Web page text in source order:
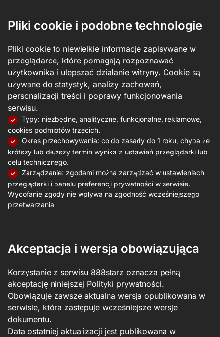
Pliki cookie i podobne technologie
Pliki cookie to niewielkie informacje zapisywane w
przeglądarce, które pomagają rozpoznawać
użytkownika i ulepszać działanie witryny. Cookie są
używane do statystyk, analizy zachowań,
personalizacji treści i poprawy funkcjonowania
serwisu.
Typy: niezbędne, analityczne, funkcjonalne, reklamowe,
cookies podmiotów trzecich.
Okres przechowywania: co do zasady do 1 roku, chyba że
krótszy lub dłuższy termin wynika z ustawień przeglądarki lub
celu technicznego.
Zarządzanie: zgodami można zarządzać w ustawieniach
przeglądarki i panelu preferencji prywatności w serwisie.
Wycofanie zgody nie wpływa na zgodność wcześniejszego
przetwarzania.
Akceptacja i wersja obowiązująca
Korzystanie z serwisu 888starz oznacza pełną
akceptację niniejszej Polityki prywatności.
Obowiązuje zawsze aktualna wersja opublikowana w
serwisie, która zastępuje wcześniejsze wersje
dokumentu.
Data ostatniej aktualizacji jest publikowana w